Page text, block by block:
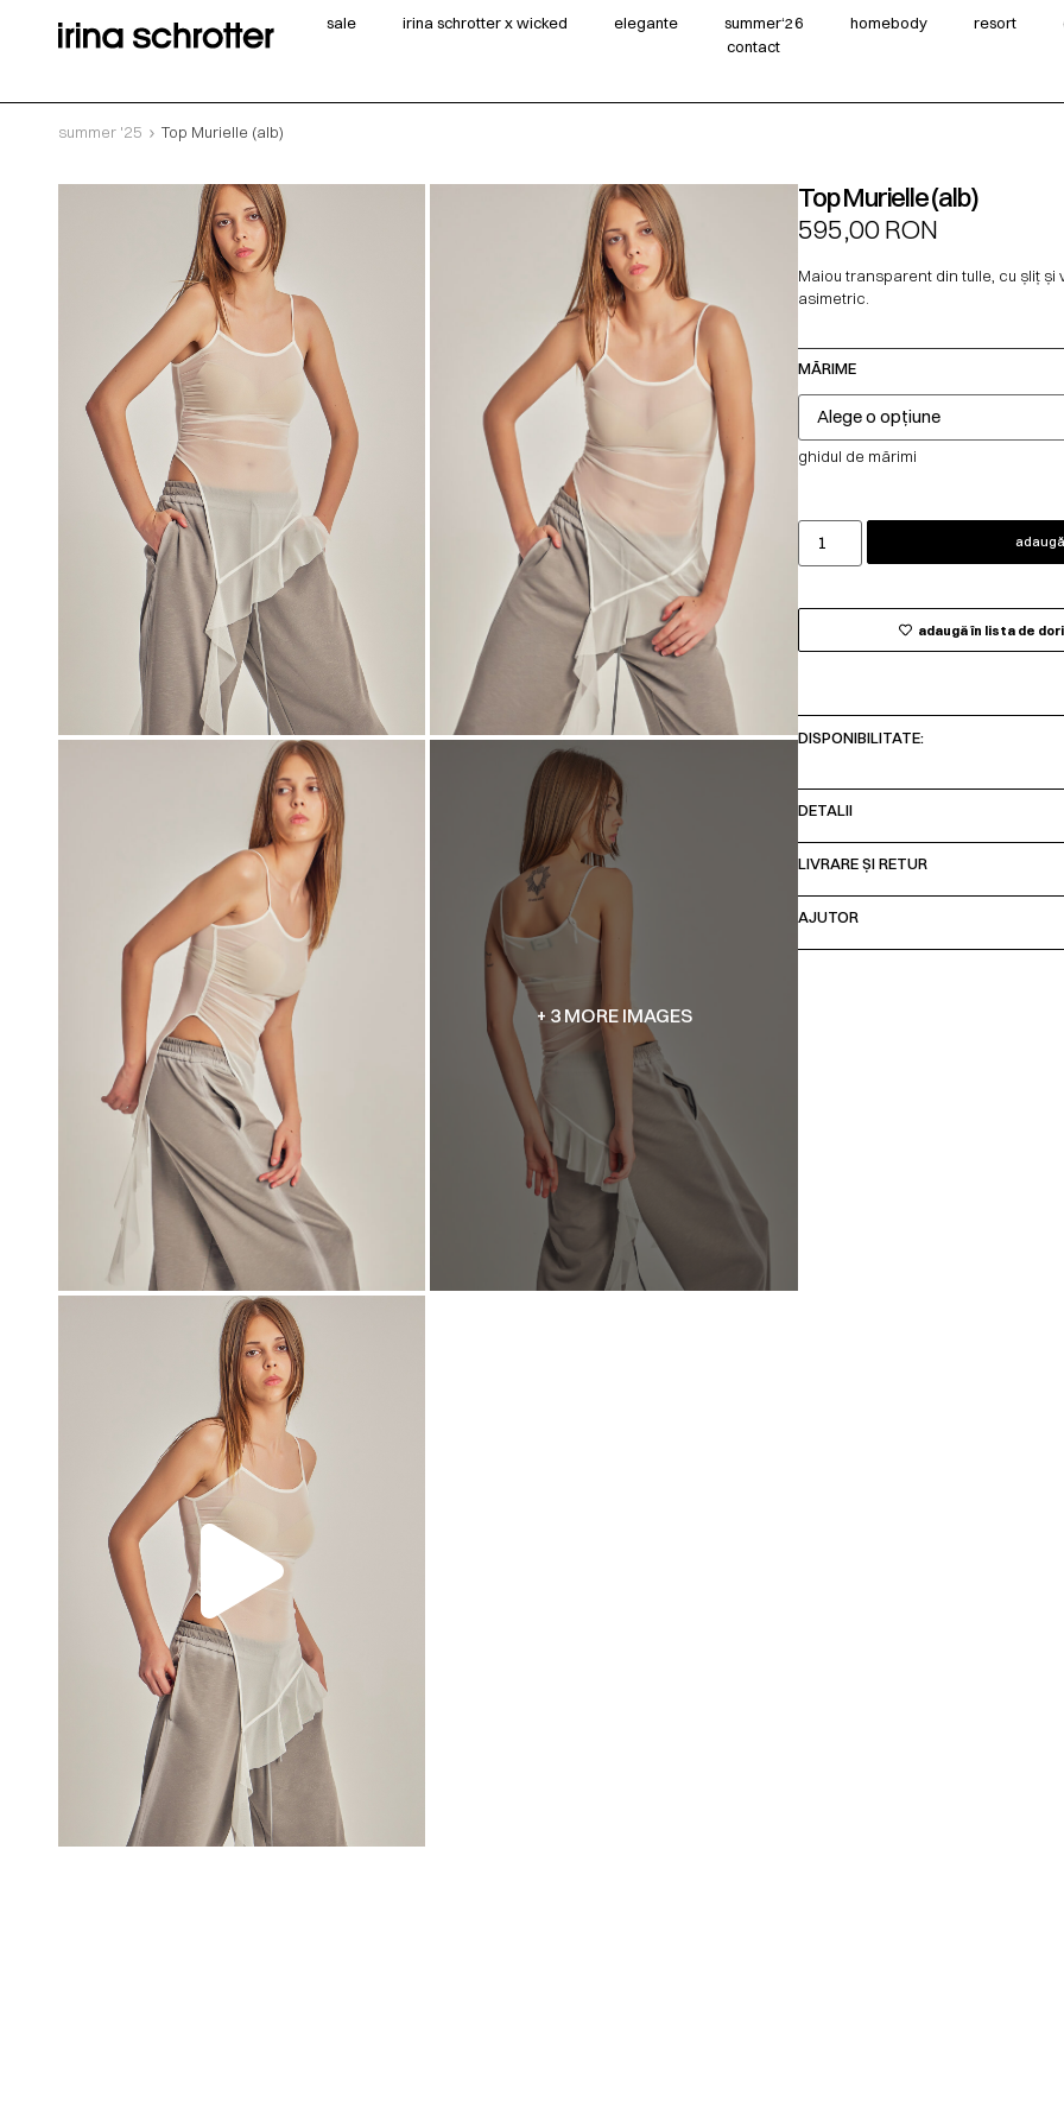
sale irina schrotter x wicked elegante summer‘26 homebody resort
contact
summer '25 Top Murielle (alb)
+ 3 MORE IMAGES
00:00 00:00
Top Murielle (alb)
595,00RON
Maiou transparent din tulle, cu șliț și
asimetric.
MĂRIME
ghidul de mărimi
adaugă în lista de
DISPONIBILITATE:
DETALII
LIVRARE ȘI RETUR
AJUTOR